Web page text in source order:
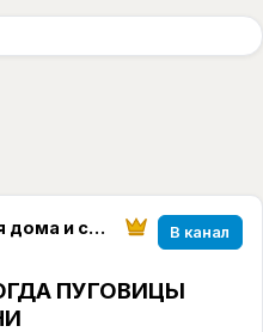
Креативные идеи для дома и семьи В канал
ПУГОВИЦЫ